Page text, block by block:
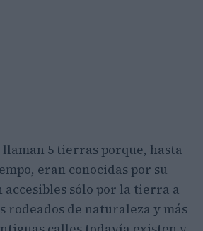
llaman 5 tierras porque, hasta
eran conocidas por su
sólo por la tierra a
rodeados de naturaleza y más